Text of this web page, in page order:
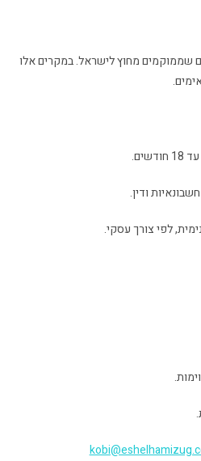
שממוקמים מחוץ לישראל. במקרים אלו
ודין.
לפי צורך עסקי.